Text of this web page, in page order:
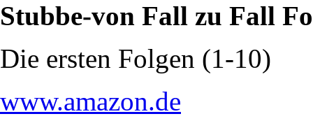
Stubbe-von Fall zu Fall
Die ersten Folgen (1-10)
www.amazon.de